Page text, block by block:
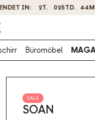
ANMELDEN
Büromöbel
SALE
SOAN